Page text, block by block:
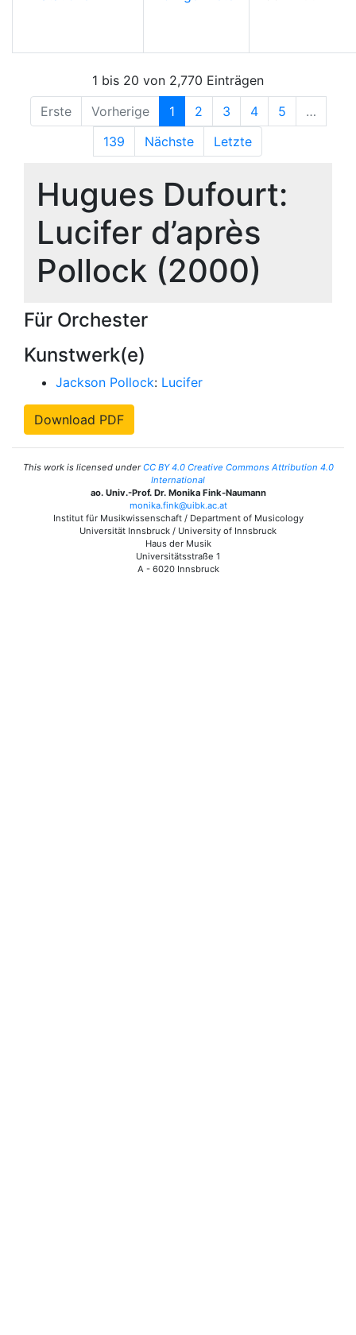
1 bis 20 von 2,770 Einträgen
Erste
Vorherige 1 2 3 4 5
…
139
Nächste Letzte
Hugues Dufourt:
Lucifer d’après
Pollock (2000)
Für Orchester
Kunstwerk(e)
Jackson Pollock: Lucifer
Download PDF
This work is licensed underCC BY 4.0 Creative Commons Attribution 4.0
International
ao. Univ.-Prof. Dr. Monika Fink-Naumann
monika.fink@uibk.ac.at
Institut für Musikwissenschaft / Department of Musicology
Universität Innsbruck / University of Innsbruck
Haus der Musik
Universitätsstraße 1
A - 6020 Innsbruck